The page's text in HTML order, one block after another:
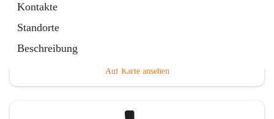
Kontakte
Standorte
Beschreibung
Auf Karte ansehen